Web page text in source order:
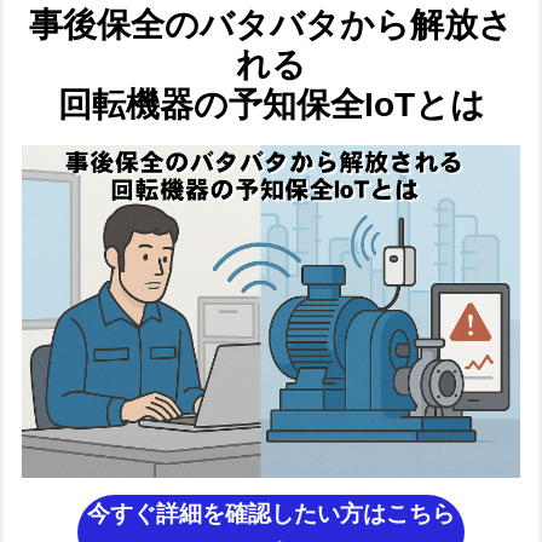
事後保全のバタバタから解放さ
れる
回転機器の予知保全IoTとは
今すぐ詳細を確認したい方はこちら